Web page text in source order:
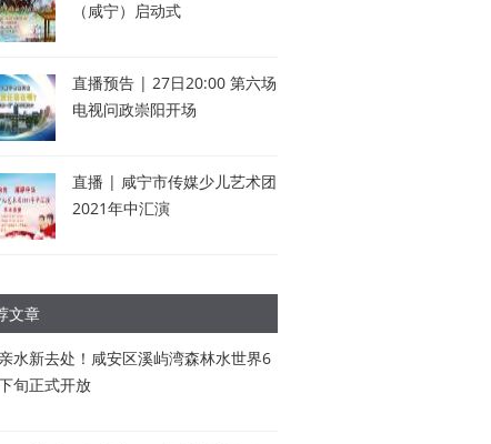
（咸宁）启动式
直播预告 | 27日20:00 第六场
电视问政崇阳开场
直播 | 咸宁市传媒少儿艺术团
2021年中汇演
文章
水新去处！咸安区溪屿湾森林水世界6
旬正式开放